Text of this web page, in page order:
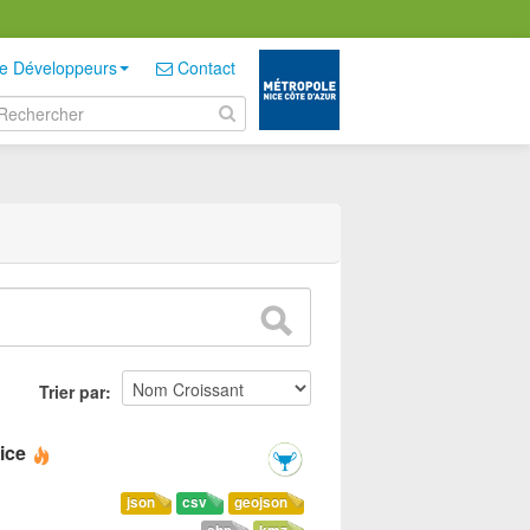
Développeurs Contact
Trier par
geojson
csv
json